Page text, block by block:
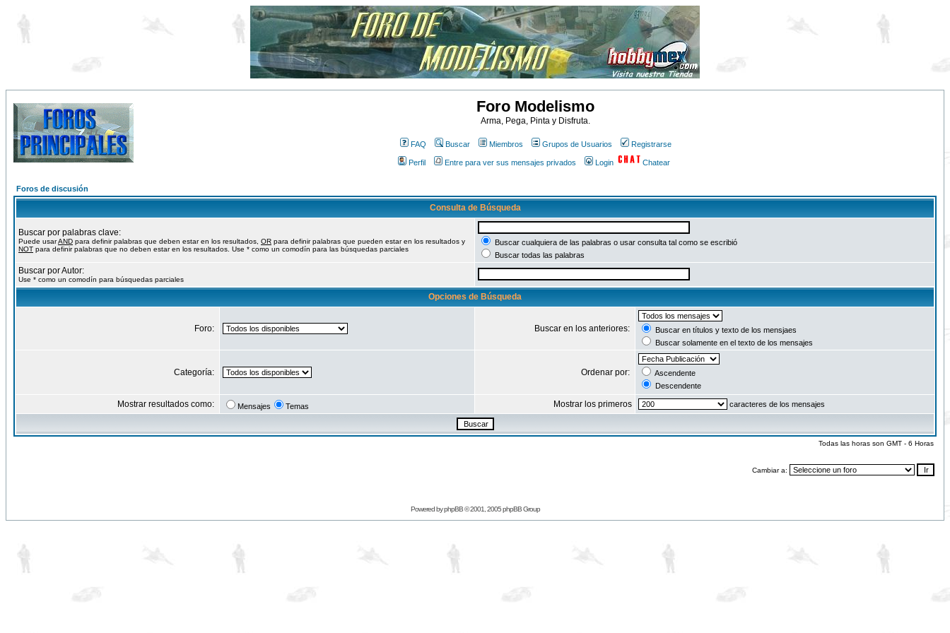
Foro Modelismo
Arma, Pega, Pinta y Disfruta.
FAQ Buscar Miembros Grupos de Usuarios Registrarse
Perfil Entre para ver sus mensajes privados Login Chatear
Foros de discusión
Consulta de Búsqueda
Buscar por palabras clave:
Puede usarAND para definir palabras que deben estar en los resultados, OR para definir palabras que pueden estar en los resultados y
NOT para definir palabras que no deben estar en los resultados. Use * como un comodín para las búsquedas parciales
Buscar cualquiera de las palabras o usar consulta tal como se escribió
Buscar todas las palabras
Buscar por Autor:
Use * como un comodín para búsquedas parciales
Opciones de Búsqueda
Foro: Buscar en los anteriores:
Buscar en títulos y texto de los mensjaes
Buscar solamente en el texto de los mensajes
Categoría: Ordenar por:
Ascendente
Descendente
Mostrar resultados como: Mensajes Temas Mostrar los primeros caracteres de los mensajes
Todas las horas son GMT - 6 Horas
Cambiar a:
Powered byphpBB© 2001, 2005 phpBB Group